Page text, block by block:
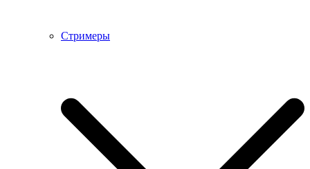
Стримеры